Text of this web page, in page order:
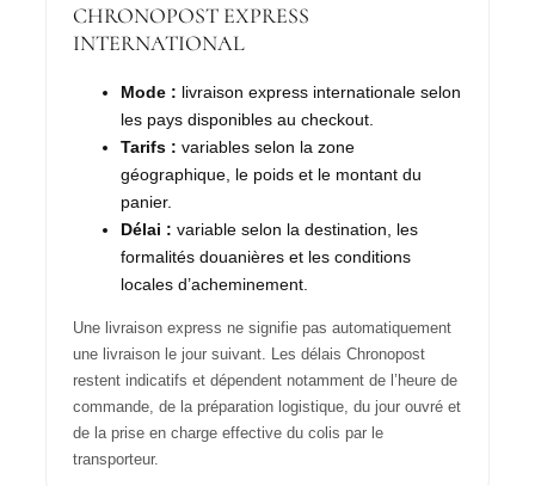
CHRONOPOST EXPRESS
INTERNATIONAL
Mode : livraison express internationale selon
les pays disponibles au checkout.
Tarifs : variables selon la zone
géographique, le poids et le montant du
panier.
Délai : variable selon la destination, les
formalités douanières et les conditions
locales d’acheminement.
Une livraison express ne signifie pas automatiquement
une livraison le jour suivant. Les délais Chronopost
restent indicatifs et dépendent notamment de l’heure de
commande, de la préparation logistique, du jour ouvré et
de la prise en charge effective du colis par le
transporteur.